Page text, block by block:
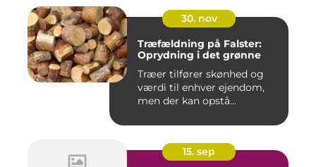
30. nov
Træfældning på Falster:
Oprydning i det grønne
Træer tilfører skønhed og
værdi til enhver ejendom,
men der kan opstå...
15. sep